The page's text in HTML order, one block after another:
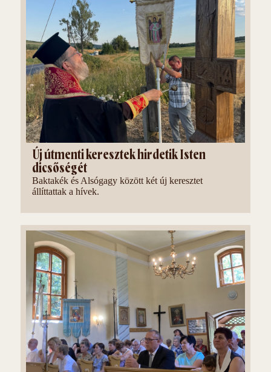
Új útmenti keresztek hirdetik Isten
dicsőségét
Baktakék és Alsógagy között két új keresztet
állíttattak a hívek.